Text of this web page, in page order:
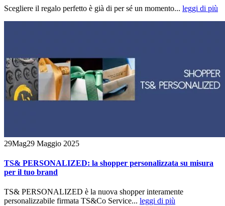
Scegliere il regalo perfetto è già di per sé un momento... leggi di più
29Mag29 Maggio 2025
TS& PERSONALIZED: la shopper personalizzata su misura
per il tuo brand
TS& PERSONALIZED è la nuova shopper interamente
personalizzabile firmata TS&Co Service... leggi di più